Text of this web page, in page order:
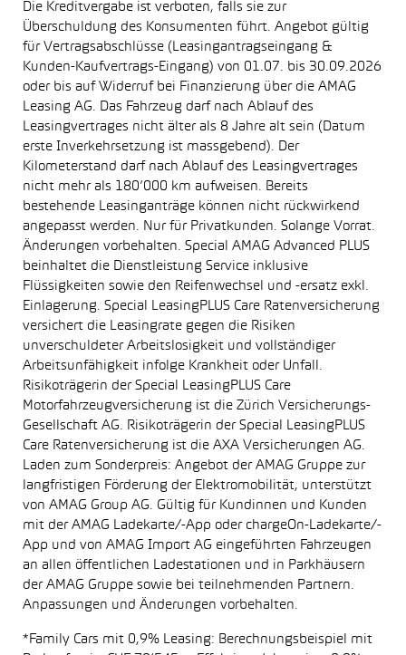
Die Kreditvergabe ist verboten, falls sie zur
Überschuldung des Konsumenten führt. Angebot gültig
für Vertragsabschlüsse (Leasingantragseingang &
Kunden-Kaufvertrags-Eingang) von 01.07. bis 30.09.2026
oder bis auf Widerruf bei Finanzierung über die AMAG
Leasing AG. Das Fahrzeug darf nach Ablauf des
Leasingvertrages nicht älter als 8 Jahre alt sein (Datum
erste Inverkehrsetzung ist massgebend). Der
Kilometerstand darf nach Ablauf des Leasingvertrages
nicht mehr als 180’000 km aufweisen. Bereits
bestehende Leasinganträge können nicht rückwirkend
angepasst werden. Nur für Privatkunden. Solange Vorrat.
Änderungen vorbehalten. Special AMAG Advanced PLUS
beinhaltet die Dienstleistung Service inklusive
Flüssigkeiten sowie den Reifenwechsel und -ersatz exkl.
Einlagerung. Special LeasingPLUS Care Ratenversicherung
versichert die Leasingrate gegen die Risiken
unverschuldeter Arbeitslosigkeit und vollständiger
Arbeitsunfähigkeit infolge Krankheit oder Unfall.
Risikoträgerin der Special LeasingPLUS Care
Motorfahrzeugversicherung ist die Zürich Versicherungs-
Gesellschaft AG. Risikoträgerin der Special LeasingPLUS
Care Ratenversicherung ist die AXA Versicherungen AG.
Laden zum Sonderpreis: Angebot der AMAG Gruppe zur
langfristigen Förderung der Elektromobilität, unterstützt
von AMAG Group AG. Gültig für Kundinnen und Kunden
mit der AMAG Ladekarte/-App oder chargeOn-Ladekarte/-
App und von AMAG Import AG eingeführten Fahrzeugen
an allen öffentlichen Ladestationen und in Parkhäusern
der AMAG Gruppe sowie bei teilnehmenden Partnern.
Anpassungen und Änderungen vorbehalten.
*Family Cars mit 0,9% Leasing: Berechnungsbeispiel mit